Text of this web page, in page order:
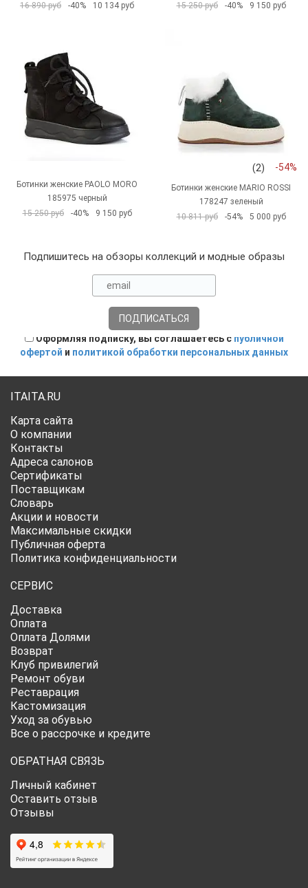
16 890 руб
-40% 10 134 руб
15 250 руб
-40% 9 150 руб
Ботинки женские PAOLO MORO
185975 черный
15 250 руб
-40% 9 150 руб
(2) -54%
Ботинки женские MARIO ROSSI
178247 зеленый
10 811 руб
-54% 5 000 руб
Подпишитесь на обзоры коллекций и модные образы
Оформляя подписку, вы соглашаетесь с публичной
офертой и политикой обработки персональных данных
ITAITA.RU
Карта сайта
О компании
Контакты
Адреса салонов
Сертификаты
Поставщикам
Словарь
Акции и новости
Максимальные скидки
Публичная оферта
Политика конфиденциальности
СЕРВИС
Доставка
Оплата
Оплата Долями
Возврат
Клуб привилегий
Ремонт обуви
Реставрация
Кастомизация
Уход за обувью
Все о рассрочке и кредите
ОБРАТНАЯ СВЯЗЬ
Личный кабинет
Оставить отзыв
Отзывы